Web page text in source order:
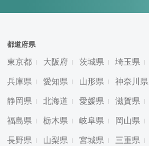
都道府県
東京都 大阪府 茨城県 埼玉県
兵庫県 愛知県 山形県 神奈川県
静岡県 北海道 愛媛県 滋賀県
福島県 栃木県 岐阜県 岡山県
長野県 山梨県 宮城県 三重県